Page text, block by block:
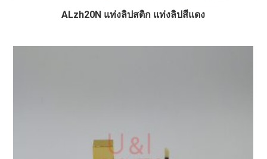
ALzh20N แท่งลิปสติก แท่งลิปสีแดง